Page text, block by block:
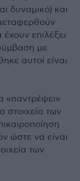
δυναμικό) και
επιλέξει
με
αυτοί είναι
«παντρέψει»
στοιχεία των
ώστε να είναι
των